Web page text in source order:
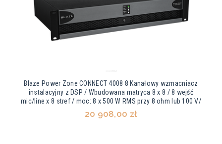
Blaze Power Zone CONNECT 4008 8 Kanałowy wzmacniacz
instalacyjny z DSP / Wbudowana matryca 8 x 8 / 8 wejść
mic/line x 8 stref / moc: 8 x 500 W RMS przy 8 ohm lub 100 V/
20 908,00 zł